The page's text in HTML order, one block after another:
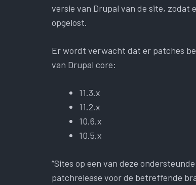
versie van Drupal van de site, zodat
opgelost.
Er wordt verwacht dat er patches
van Drupal core:
11.3.x
11.2.x
10.6.x
10.5.x
“Sites op een van deze
patchrelease voor de betreffende